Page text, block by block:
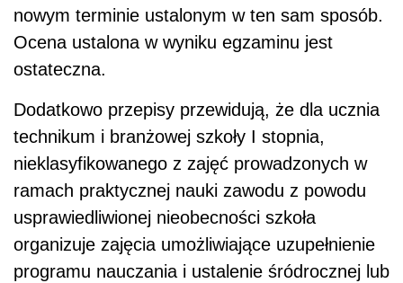
nowym terminie ustalonym w ten sam sposób.
Ocena ustalona w wyniku egzaminu jest
ostateczna.
Dodatkowo przepisy przewidują, że dla ucznia
technikum i branżowej szkoły I stopnia,
nieklasyfikowanego z zajęć prowadzonych w
ramach praktycznej nauki zawodu z powodu
usprawiedliwionej nieobecności szkoła
organizuje zajęcia umożliwiające uzupełnienie
programu nauczania i ustalenie śródrocznej lub